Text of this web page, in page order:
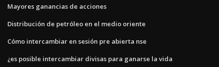
Mayores ganancias de acciones
Distribución de petróleo en el medio oriente
Cómo intercambiar en sesión pre abierta nse
¿es posible intercambiar divisas para ganarse la vida